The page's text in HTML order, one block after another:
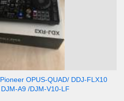
OPUS-QUAD/ DDJ-FLX10
A9 /DJM-V10-LF